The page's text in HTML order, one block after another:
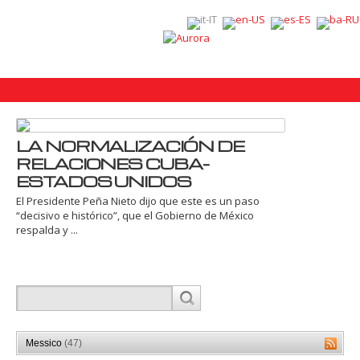
LA NORMALIZACIÓN DE
RELACIONES CUBA-
ESTADOS UNIDOS
El Presidente Peña Nieto dijo que este es un paso
“decisivo e histórico”, que el Gobierno de México
respalda y ...
Messico (47)